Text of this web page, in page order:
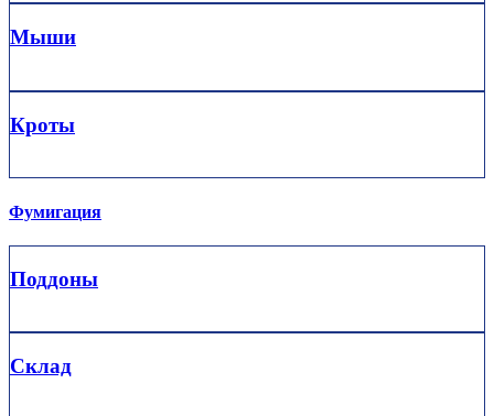
Мыши
Кроты
Фумигация
Поддоны
Склад